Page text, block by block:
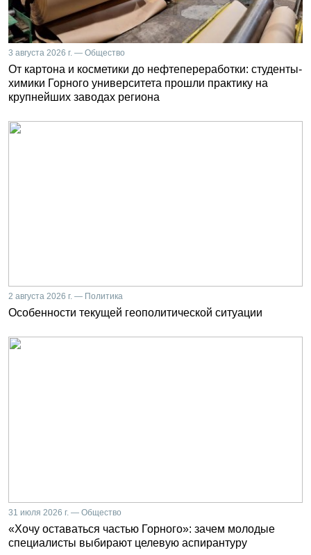
3 августа 2026 г. — Общество
От картона и косметики до нефтепереработки: студенты-
химики Горного университета прошли практику на
крупнейших заводах региона
2 августа 2026 г. — Политика
Особенности текущей геополитической ситуации
31 июля 2026 г. — Общество
«Хочу оставаться частью Горного»: зачем молодые
специалисты выбирают целевую аспирантуру